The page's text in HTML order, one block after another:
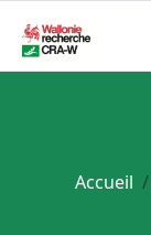
Accueil